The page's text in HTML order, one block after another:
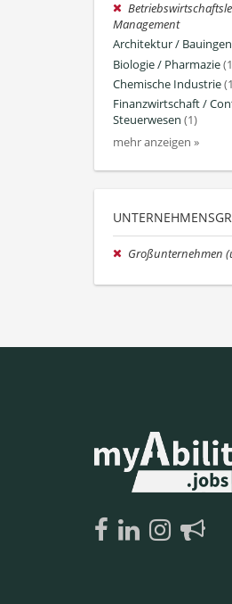
Management
Architektur /
Biologie / Pharmazie
Chemische Industrie
Finanzwirtschaft /
Steuerwesen (1)
mehr anzeigen »
Großunternehmen